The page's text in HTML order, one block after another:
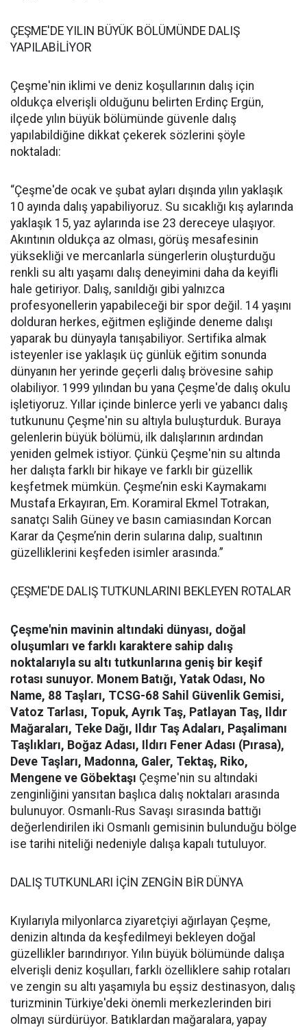
ÇEŞME'DE YILIN BÜYÜK BÖLÜMÜNDE DALIŞ
YAPILABİLİYOR
Çeşme'nin iklimi ve deniz koşullarının dalış için
oldukça elverişli olduğunu belirten Erdinç Ergün,
ilçede yılın büyük bölümünde güvenle dalış
yapılabildiğine dikkat çekerek sözlerini şöyle
noktaladı:
“Çeşme'de ocak ve şubat ayları dışında yılın yaklaşık
10 ayında dalış yapabiliyoruz. Su sıcaklığı kış aylarında
yaklaşık 15, yaz aylarında ise 23 dereceye ulaşıyor.
Akıntının oldukça az olması, görüş mesafesinin
yüksekliği ve mercanlarla süngerlerin oluşturduğu
renkli su altı yaşamı dalış deneyimini daha da keyifli
hale getiriyor. Dalış, sanıldığı gibi yalnızca
profesyonellerin yapabileceği bir spor değil. 14 yaşını
dolduran herkes, eğitmen eşliğinde deneme dalışı
yaparak bu dünyayla tanışabiliyor. Sertifika almak
isteyenler ise yaklaşık üç günlük eğitim sonunda
dünyanın her yerinde geçerli dalış brövesine sahip
olabiliyor. 1999 yılından bu yana Çeşme'de dalış okulu
işletiyoruz. Yıllar içinde binlerce yerli ve yabancı dalış
tutkununu Çeşme'nin su altıyla buluşturduk. Buraya
gelenlerin büyük bölümü, ilk dalışlarının ardından
yeniden gelmek istiyor. Çünkü Çeşme'nin su altında
her dalışta farklı bir hikaye ve farklı bir güzellik
keşfetmek mümkün. Çeşme’nin eski Kaymakamı
Mustafa Erkayıran, Em. Koramiral Ekmel Totrakan,
sanatçı Salih Güney ve basın camiasından Korcan
Karar da Çeşme’nin derin sularına dalıp, sualtının
güzelliklerini keşfeden isimler arasında.”
ÇEŞME'DE DALIŞ TUTKUNLARINI BEKLEYEN ROTALAR
Çeşme'nin mavinin altındaki dünyası, doğal
oluşumları ve farklı karaktere sahip dalış
noktalarıyla su altı tutkunlarına geniş bir keşif
rotası sunuyor. Monem Batığı, Yatak Odası, No
Name, 88 Taşları, TCSG-68 Sahil Güvenlik Gemisi,
Vatoz Tarlası, Topuk, Ayrık Taş, Patlayan Taş, Ildır
Mağaraları, Teke Dağı, Ildır Taş Adaları, Paşalimanı
Taşlıkları, Boğaz Adası, Ildırı Fener Adası (Pırasa),
Deve Taşları, Madonna, Galer, Tektaş, Riko,
Mengene ve Göbektaşı Çeşme'nin su altındaki
zenginliğini yansıtan başlıca dalış noktaları arasında
bulunuyor. Osmanlı-Rus Savaşı sırasında battığı
değerlendirilen iki Osmanlı gemisinin bulunduğu bölge
ise tarihi niteliği nedeniyle dalışa kapalı tutuluyor.
DALIŞ TUTKUNLARI İÇİN ZENGİN BİR DÜNYA
Kıyılarıyla milyonlarca ziyaretçiyi ağırlayan Çeşme,
denizin altında da keşfedilmeyi bekleyen doğal
güzellikler barındırıyor. Yılın büyük bölümünde dalışa
elverişli deniz koşulları, farklı özelliklere sahip rotaları
ve zengin su altı yaşamıyla bu eşsiz destinasyon, dalış
turizminin Türkiye'deki önemli merkezlerinden biri
olmayı sürdürüyor. Batıklardan mağaralara, yapay